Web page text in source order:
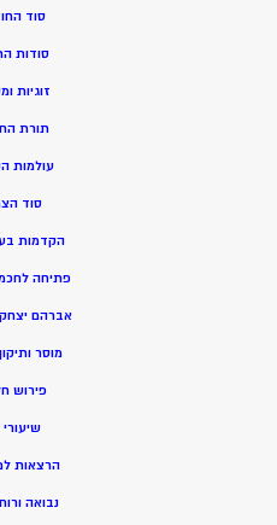
סוד
סודות
זוגיות
תורת
עולמות
סוד
הקדמות
פתיחה
אברהם
מוסר
פירוש
הרצאות
נבואה